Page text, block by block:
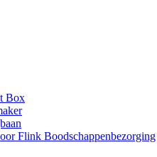
Box
Flink Boodschappenbezorging